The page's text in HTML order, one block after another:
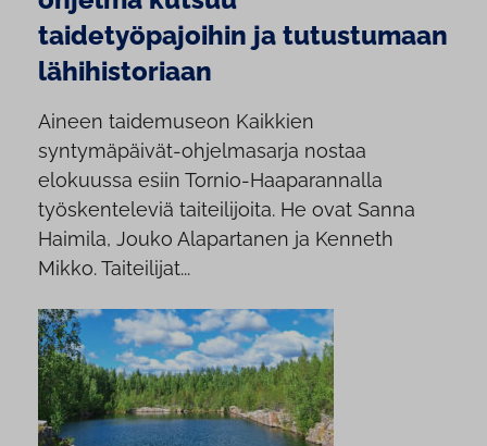
taidetyöpajoihin ja tutustumaan
lähihistoriaan
Aineen taidemuseon Kaikkien
syntymäpäivät-ohjelmasarja nostaa
elokuussa esiin Tornio-Haaparannalla
työskenteleviä taiteilijoita. He ovat Sanna
Haimila, Jouko Alapartanen ja Kenneth
Mikko. Taiteilijat...